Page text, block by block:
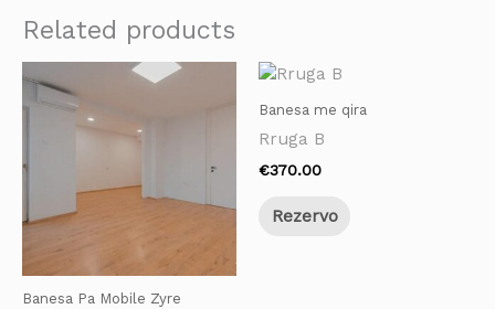
Related products
Banesa Pa Mobile Zyre
Banesa me qira
Rruga B
€370.00
Rezervo